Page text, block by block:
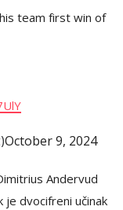
team first win of
October 9, 2024
Andervud
dvocifreni učinak